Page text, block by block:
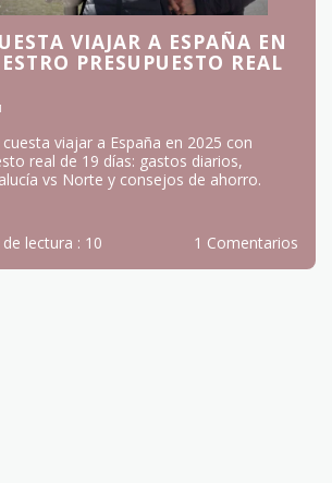
VIAJAR A ESPAÑA EN
PRESUPUESTO REAL
viajar a España en 2025 con
real de 19 días: gastos diarios,
vs Norte y consejos de ahorro.
lectura : 10
1 Comentarios